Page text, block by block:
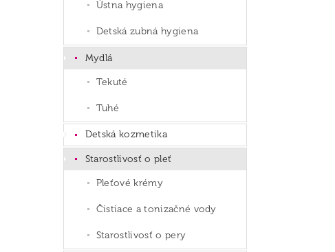
Ústna hygiena
Detská zubná hygiena
Mydlá
Tekuté
Tuhé
Detská kozmetika
Starostlivosť o pleť
Pleťové krémy
Čistiace a tonizačné vody
Starostlivosť o pery